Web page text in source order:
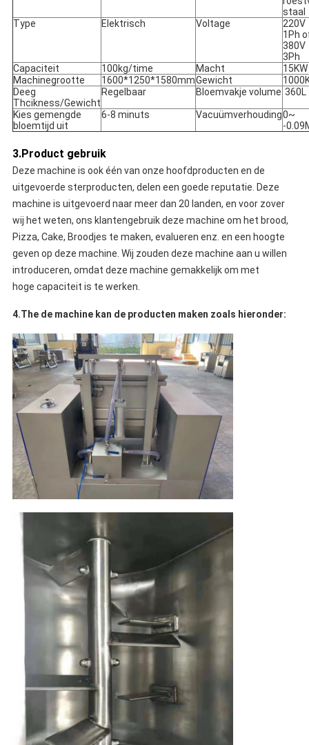
staal
Type
Elektrisch Voltage
220V
1Ph
380V
3Ph
Capaciteit
100kg/time Macht
15KW
Machinegrootte
1600*1250*1580mmGewicht
Deeg
Thcikness/Gewicht
Regelbaar Bloemvakje volume 360L
Kies gemengde
bloemtijd uit
6-8 minuts Vacuümverhouding0~
-
3.Product gebruik
Deze machine is ook één van onze hoofdproducten en de
uitgevoerde sterproducten, delen een goede reputatie. Deze
machine is uitgevoerd naar meer dan 20 landen, en voor zover
wij het weten, ons klantengebruik deze machine om het brood,
Pizza, Cake, Broodjes te maken, evalueren enz. en een hoogte
geven op deze machine. Wij zouden deze machine aan u willen
introduceren, omdat deze machine gemakkelijk om met
hoge capaciteit is te werken.
4.The de machine kan de producten maken zoals hieronder: